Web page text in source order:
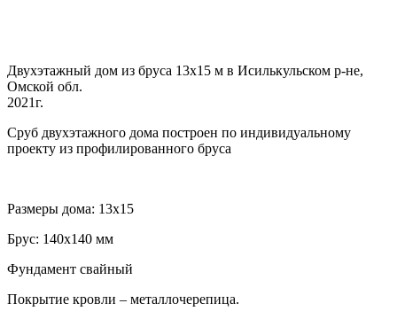
Двухэтажный дом из бруса 13х15 м в Исилькульском р-не,
Омской обл.
2021г.
Сруб двухэтажного дома построен по индивидуальному
проекту из профилированного бруса
Размеры дома: 13х15
Брус: 140х140 мм
Фундамент свайный
Покрытие кровли – металлочерепица.